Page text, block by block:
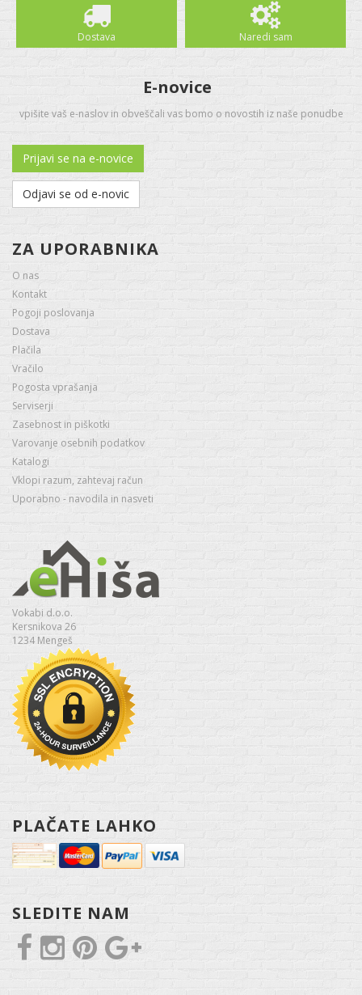
Dostava Naredi sam
E-novice
vpišite vaš e-naslov in obveščali vas bomo o novostih iz naše ponudbe
Prijavi se na e-novice
Odjavi se od e-novic
ZA UPORABNIKA
O nas
Kontakt
Pogoji poslovanja
Dostava
Plačila
Vračilo
Pogosta vprašanja
Serviserji
Zasebnost in piškotki
Varovanje osebnih podatkov
Katalogi
Vklopi razum, zahtevaj račun
Uporabno - navodila in nasveti
Vokabi d.o.o.
Kersnikova 26
1234 Mengeš
PLAČATE LAHKO
SLEDITE NAM